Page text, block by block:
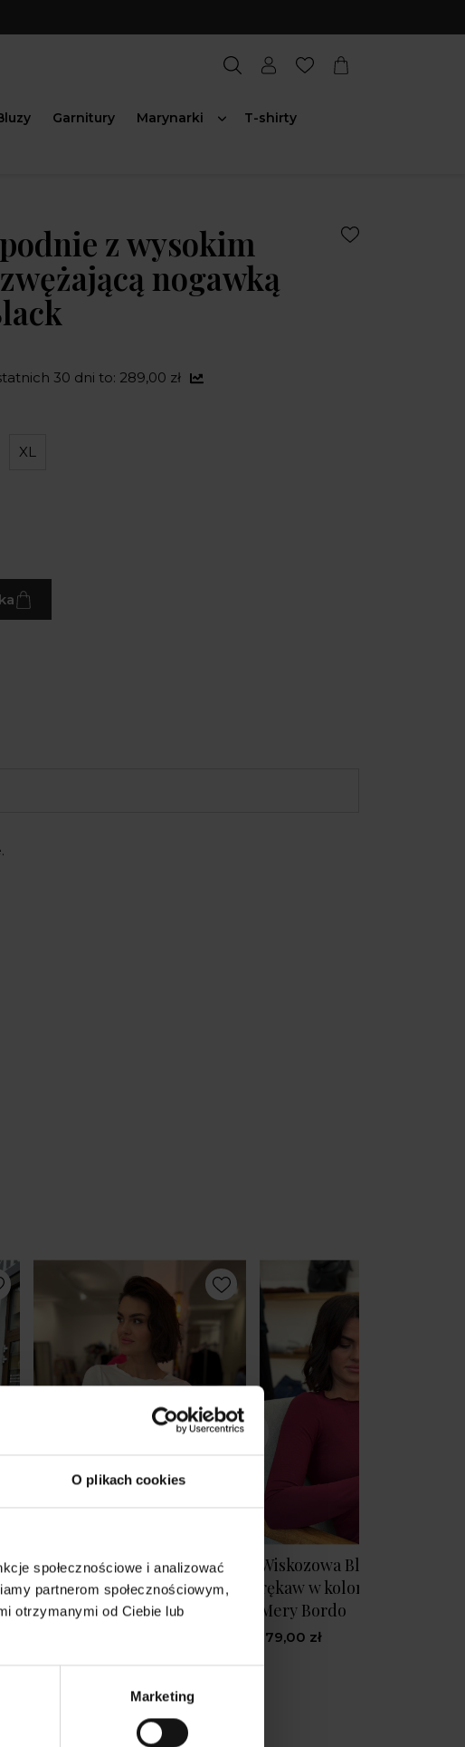
O plikach cookies
społecznościowe i analizować
partnerom społecznościowym,
otrzymanymi od Ciebie lub
Marketing
Garnitury Marynarki T-shirty
z wysokim
nogawką
30 dni to: 289,00 zł
XL
Wiskozowa Bluzka na długi
rękaw w kolorze ecru Mery
Ecru
Wiskozowa Bluzka na długi
rękaw w kolorze bordowym
Mery Bordo
179,00 zł